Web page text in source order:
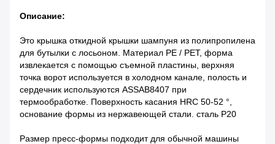
Описание:
Это крышка откидной крышки шампуня из полипропилена
для бутылки с лосьоном. Материал PE / PET, форма
извлекается с помощью съемной пластины, верхняя
точка ворот используется в холодном канале, полость и
сердечник используются ASSAB8407 при
термообработке. Поверхность касания HRC 50-52 °,
основание формы из нержавеющей стали. сталь Р20
Размер пресс-формы подходит для обычной машины